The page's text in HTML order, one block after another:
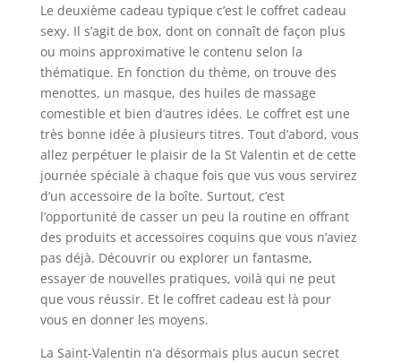
Le deuxième cadeau typique c’est le coffret cadeau
sexy. Il s’agit de box, dont on connaît de façon plus
ou moins approximative le contenu selon la
thématique. En fonction du thème, on trouve des
menottes, un masque, des huiles de massage
comestible et bien d’autres idées. Le coffret est une
très bonne idée à plusieurs titres. Tout d’abord, vous
allez perpétuer le plaisir de la St Valentin et de cette
journée spéciale à chaque fois que vus vous servirez
d’un accessoire de la boîte. Surtout, c’est
l’opportunité de casser un peu la routine en offrant
des produits et accessoires coquins que vous n’aviez
pas déjà. Découvrir ou explorer un fantasme,
essayer de nouvelles pratiques, voilà qui ne peut
que vous réussir. Et le coffret cadeau est là pour
vous en donner les moyens.
La Saint-Valentin n’a désormais plus aucun secret